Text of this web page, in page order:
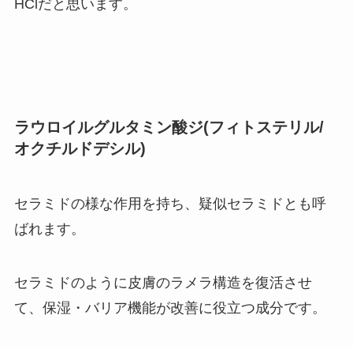
HClだと思います。
ラウロイルグルタミン酸ジ(フィトステリル/
オクチルドデシル)
セラミドの様な作用を持ち、疑似セラミドとも呼
ばれます。
セラミドのように皮膚のラメラ構造を復活させ
て、保湿・バリア機能が改善に役立つ成分です。